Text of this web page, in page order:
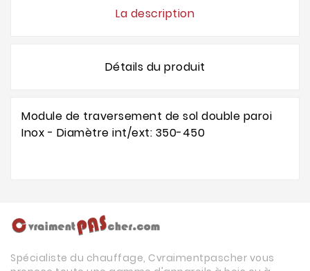
La description
Détails du produit
Module de traversement de sol double paroi
Inox - Diamètre int/ext: 350-450
Spécialiste du chauffage, Cvraimentpascher vous